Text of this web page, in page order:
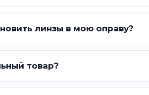
линзы в мою оправу?
товар?